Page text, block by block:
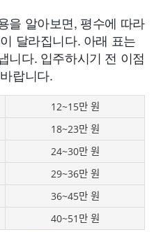
을 알아보면, 평수에 따라
달라집니다. 아래 표는
니다. 입주하시기 전 이점
랍니다.
12~15만 원
18~23만 원
24~30만 원
29~36만 원
36~45만 원
40~51만 원